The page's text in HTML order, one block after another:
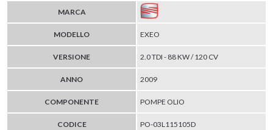
MARCA
MODELLO EXEO
VERSIONE 2.0 TDI - 88 KW / 120 CV
ANNO 2009
COMPONENTE POMPE OLIO
CODICE PO-03L115105D